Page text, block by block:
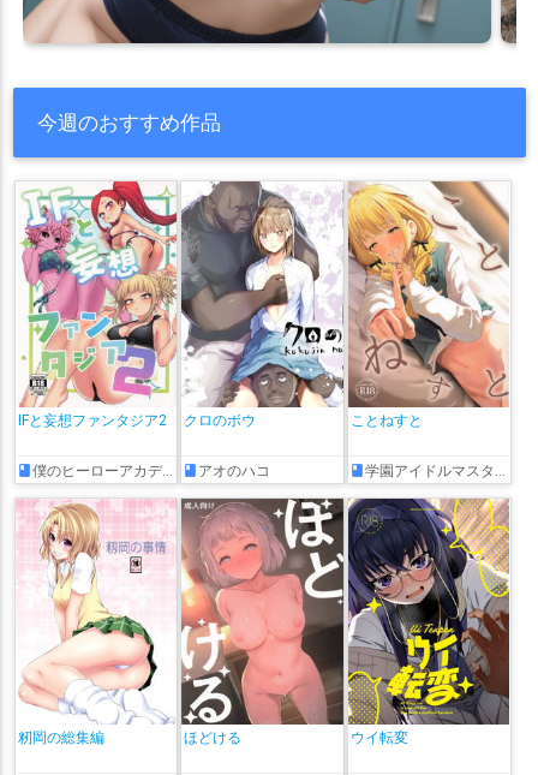
今週のおすすめ作品
IFと妄想ファンタジア2
僕のヒーローアカデミア
クロのボウ
アオのハコ
ことねすと
学園アイドルマスター
籾岡の総集編 ほどける ウイ転変